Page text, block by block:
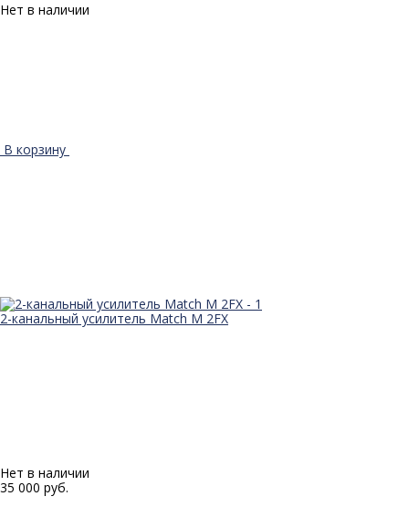
Нет в наличии
В корзину
2-канальный усилитель Match M 2FX
Нет в наличии
35 000 руб.